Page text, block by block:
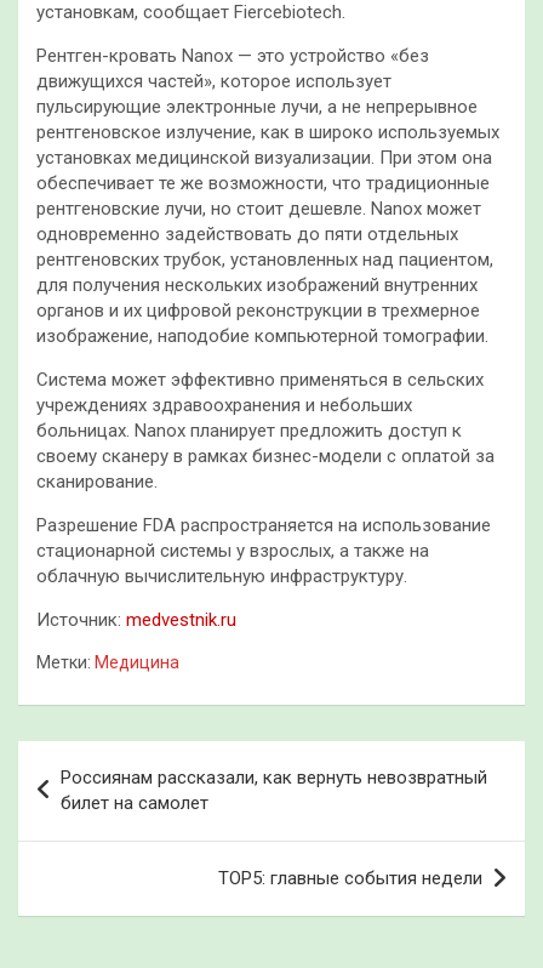
установкам, сообщает Fiercebiotech.
Рентген-кровать Nanox — это устройство «без
движущихся частей», которое использует
пульсирующие электронные лучи, а не непрерывное
рентгеновское излучение, как в широко используемых
установках медицинской визуализации. При этом она
обеспечивает те же возможности, что традиционные
рентгеновские лучи, но стоит дешевле. Nanox может
одновременно задействовать до пяти отдельных
рентгеновских трубок, установленных над пациентом,
для получения нескольких изображений внутренних
органов и их цифровой реконструкции в трехмерное
изображение, наподобие компьютерной томографии.
Система может эффективно применяться в сельских
учреждениях здравоохранения и небольших
больницах. Nanox планирует предложить доступ к
своему сканеру в рамках бизнес-модели с оплатой за
сканирование.
Разрешение FDA распространяется на использование
стационарной системы у взрослых, а также на
облачную вычислительную инфраструктуру.
Источник: medvestnik.ru
Метки: Медицина
по
записям
Россиянам рассказали, как вернуть невозвратный
билет на самолет
TOP5: главные события недели